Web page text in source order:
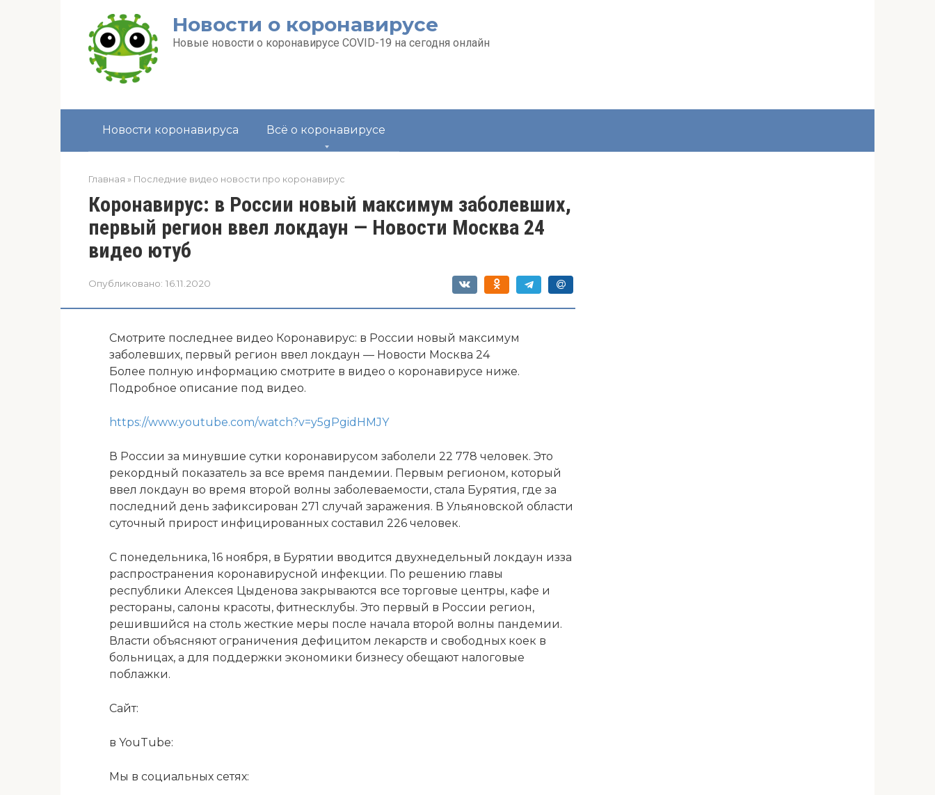
Новости о коронавирусе
Новые новости о коронавирусе COVID-19 на сегодня онлайн
Новости коронавируса Всё о коронавирусе
Главная » Последние видео новости про коронавирус
Коронавирус: в России новый максимум заболевших,
первый регион ввел локдаун — Новости Москва 24
видео ютуб
Опубликовано: 16.11.2020
Смотрите последнее видео Коронавирус: в России новый максимум
заболевших, первый регион ввел локдаун — Новости Москва 24
Более полную информацию смотрите в видео о коронавирусе ниже.
Подробное описание под видео.
https://www.youtube.com/watch?v=y5gPgidHMJY
В России за минувшие сутки коронавирусом заболели 22 778 человек. Это
рекордный показатель за все время пандемии. Первым регионом, который
ввел локдаун во время второй волны заболеваемости, стала Бурятия, где за
последний день зафиксирован 271 случай заражения. В Ульяновской области
суточный прирост инфицированных составил 226 человек.
С понедельника, 16 ноября, в Бурятии вводится двухнедельный локдаун изза
распространения коронавирусной инфекции. По решению главы
республики Алексея Цыденова закрываются все торговые центры, кафе и
рестораны, салоны красоты, фитнесклубы. Это первый в России регион,
решившийся на столь жесткие меры после начала второй волны пандемии.
Власти объясняют ограничения дефицитом лекарств и свободных коек в
больницах, а для поддержки экономики бизнесу обещают налоговые
поблажки.
Сайт:
в YouTube:
Мы в социальных сетях: